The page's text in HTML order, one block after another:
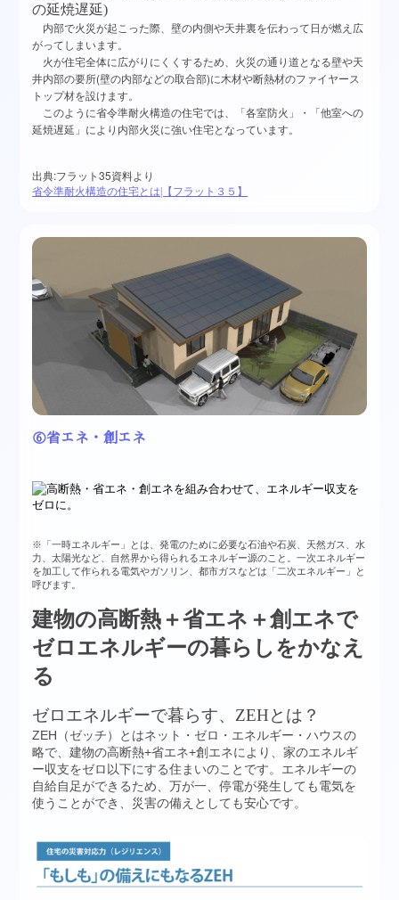
の延焼遅延)
内部で火災が起こった際、壁の内側や天井裏を伝わって日が燃え広
がってしまいます。
火が住宅全体に広がりにくくするため、火災の通り道となる壁や天
井内部の要所(壁の内部などの取合部)に木材や断熱材のファイヤース
トップ材を設けます。
このように省令準耐火構造の住宅では、「各室防火」・「他室への
延焼遅延」により内部火災に強い住宅となっています。
出典:フラット35資料より
省令準耐火構造の住宅とは|【フラット３５】
⑥省エネ・創エネ
※「一時エネルギー」とは、発電のために必要な石油や石炭、天然ガス、水
力、太陽光など、自然界から得られるエネルギー源のこと。一次エネルギー
を加工して作られる電気やガソリン、都市ガスなどは「二次エネルギー」と
呼びます。
建物の高断熱＋省エネ＋創エネで
ゼロエネルギーの暮らしをかなえ
る
ゼロエネルギーで暮らす、ZEHとは？
ZEH（ゼッチ）とはネット・ゼロ・エネルギー・ハウスの
略で、建物の高断熱+省エネ+創エネにより、家のエネルギ
ー収支をゼロ以下にする住まいのことです。エネルギーの
自給自足ができるため、万が一、停電が発生しても電気を
使うことができ、災害の備えとしても安心です。